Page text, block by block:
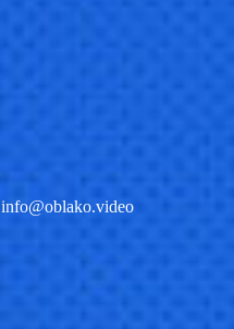
info@oblako.video